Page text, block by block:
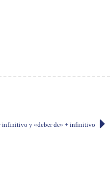
infinitivo y «deber de» + infinitivo